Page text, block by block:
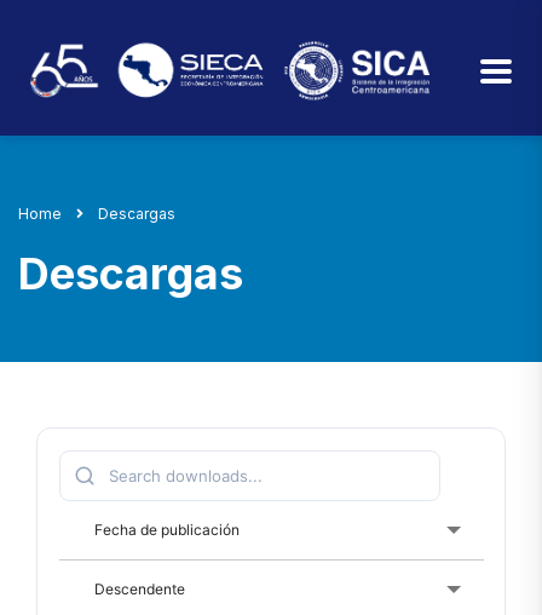
Home Descargas
Descargas
Fecha de publicación
Descendente